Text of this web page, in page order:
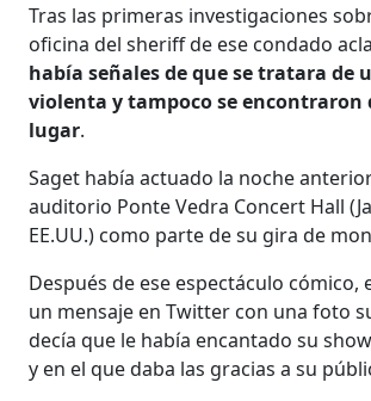
Tras las primeras investigaciones
oficina del sheriff de ese condado
había señales de que se tratara de
violenta y tampoco se encontraron
lugar.
Saget había actuado la noche
auditorio Ponte Vedra Concert Hall
EE.UU.) como parte de su gira de
Después de ese espectáculo cómico,
un mensaje en Twitter con una foto
decía que le había encantado su
y en el que daba las gracias a su